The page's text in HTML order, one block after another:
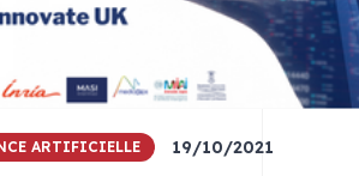
ARTIFICIELLE 19/10/2021